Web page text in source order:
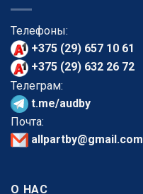
Телефоны:
+375 (29) 657 10 61
+375 (29) 632 26 72
Телеграм:
t.me/audby
Почта:
allpartby@gmail.com
О НАС